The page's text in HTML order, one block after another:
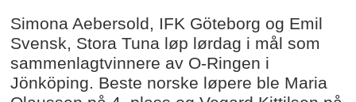
Simona Aebersold, IFK Göteborg og Emil
Svensk, Stora Tuna løp lørdag i mål som
sammenlagtvinnere av O-Ringen i
Jönköping. Beste norske løpere ble Maria